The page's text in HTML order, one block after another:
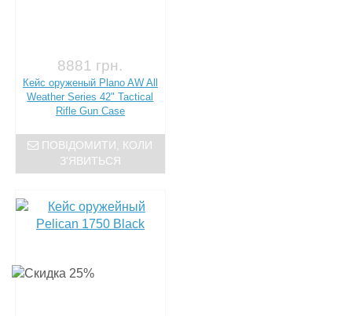
8881 грн.
Кейс оруженый Plano AW All
Weather Series 42" Tactical
Rifle Gun Case
ПОВІДОМИТИ, КОЛИ
З'ЯВИТЬСЯ